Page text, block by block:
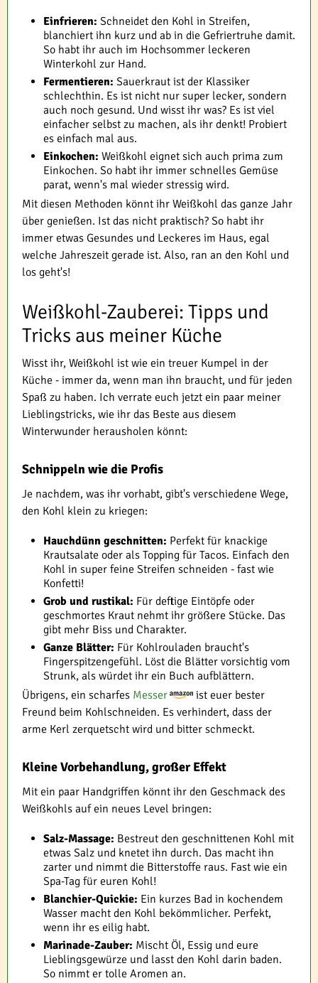
Einfrieren: Schneidet den Kohl in Streifen,
blanchiert ihn kurz und ab in die Gefriertruhe damit.
So habt ihr auch im Hochsommer leckeren
Winterkohl zur Hand.
Fermentieren: Sauerkraut ist der Klassiker
schlechthin. Es ist nicht nur super lecker, sondern
auch noch gesund. Und wisst ihr was? Es ist viel
einfacher selbst zu machen, als ihr denkt! Probiert
es einfach mal aus.
Einkochen: Weißkohl eignet sich auch prima zum
Einkochen. So habt ihr immer schnelles Gemüse
parat, wenn's mal wieder stressig wird.
Mit diesen Methoden könnt ihr Weißkohl das ganze Jahr
über genießen. Ist das nicht praktisch? So habt ihr
immer etwas Gesundes und Leckeres im Haus, egal
welche Jahreszeit gerade ist. Also, ran an den Kohl und
los geht's!
Weißkohl-Zauberei: Tipps und
Tricks aus meiner Küche
Wisst ihr, Weißkohl ist wie ein treuer Kumpel in der
Küche - immer da, wenn man ihn braucht, und für jeden
Spaß zu haben. Ich verrate euch jetzt ein paar meiner
Lieblingstricks, wie ihr das Beste aus diesem
Winterwunder herausholen könnt:
Schnippeln wie die Profis
Je nachdem, was ihr vorhabt, gibt's verschiedene Wege,
den Kohl klein zu kriegen:
Hauchdünn geschnitten: Perfekt für knackige
Krautsalate oder als Topping für Tacos. Einfach den
Kohl in super feine Streifen schneiden - fast wie
Konfetti!
Grob und rustikal: Für deftige Eintöpfe oder
geschmortes Kraut nehmt ihr größere Stücke. Das
gibt mehr Biss und Charakter.
Ganze Blätter: Für Kohlrouladen braucht's
Fingerspitzengefühl. Löst die Blätter vorsichtig vom
Strunk, als würdet ihr ein Buch aufblättern.
Übrigens, ein scharfes Messer
ist euer bester
Freund beim Kohlschneiden. Es verhindert, dass der
arme Kerl zerquetscht wird und bitter schmeckt.
Kleine Vorbehandlung, großer Effekt
Mit ein paar Handgriffen könnt ihr den Geschmack des
Weißkohls auf ein neues Level bringen:
Salz-Massage: Bestreut den geschnittenen Kohl mit
etwas Salz und knetet ihn durch. Das macht ihn
zarter und nimmt die Bitterstoffe raus. Fast wie ein
Spa-Tag für euren Kohl!
Blanchier-Quickie: Ein kurzes Bad in kochendem
Wasser macht den Kohl bekömmlicher. Perfekt,
wenn ihr es eilig habt.
Marinade-Zauber: Mischt Öl, Essig und eure
Lieblingsgewürze und lasst den Kohl darin baden.
So nimmt er tolle Aromen an.